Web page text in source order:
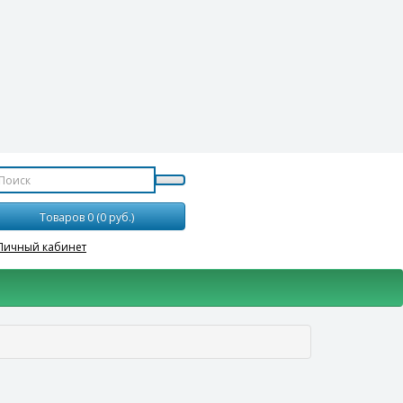
Товаров 0 (0 руб.)
кабинет